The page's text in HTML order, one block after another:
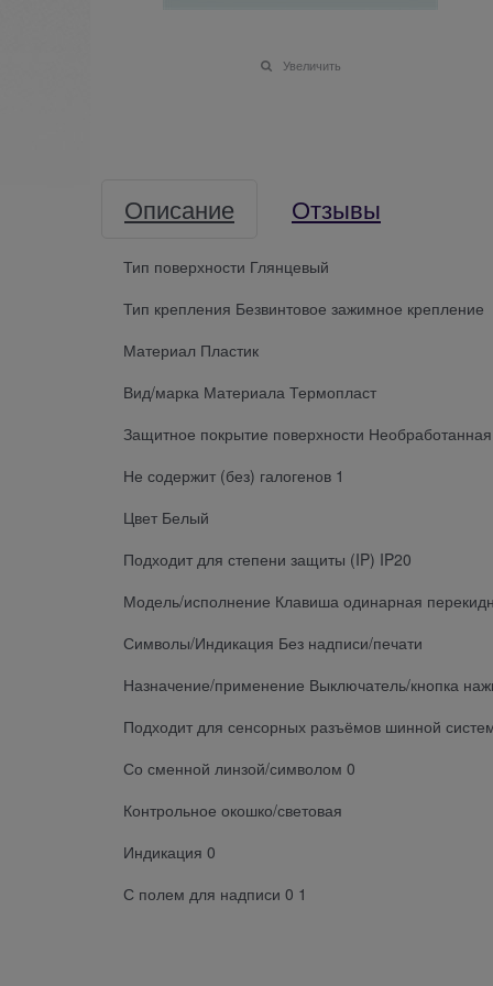
Увеличить
Описание Отзывы
Тип поверхности Глянцевый
Тип крепления Безвинтовое зажимное крепление
Материал Пластик
Вид/марка Материала Термопласт
Защитное покрытие поверхности Необработанная
Не содержит (без) галогенов 1
Цвет Белый
Подходит для степени защиты (IP) IP20
Модель/исполнение Клавиша одинарная
Символы/Индикация Без надписи/печати
Назначение/применение Выключатель/кнопка
Подходит для сенсорных разъёмов шинной
Со сменной линзой/символом 0
Контрольное окошко/световая
Индикация 0
С полем для надписи 0 1